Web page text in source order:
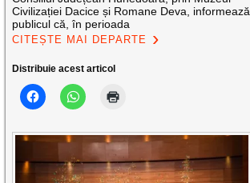
Civilizației Dacice și Romane Deva, informează
publicul că, în perioada
CITEȘTE MAI DEPARTE
Distribuie acest articol